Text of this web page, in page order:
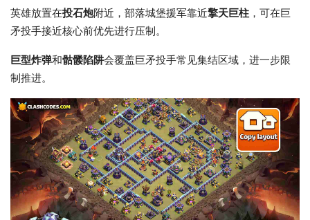
英雄放置在投石炮附近，部落城堡援军靠近擎天巨柱 ，可在巨
矛投手接近核心前优先进行压制。
巨型炸弹和骷髅陷阱会覆盖巨矛投手常见集结区域，进一步限
制推进。